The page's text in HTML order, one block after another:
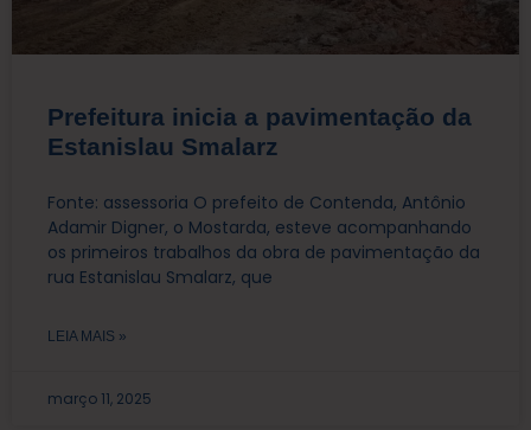
Prefeitura inicia a pavimentação da
Estanislau Smalarz
Fonte: assessoria O prefeito de Contenda, Antônio
Adamir Digner, o Mostarda, esteve acompanhando
os primeiros trabalhos da obra de pavimentação da
rua Estanislau Smalarz, que
LEIA MAIS »
março 11, 2025